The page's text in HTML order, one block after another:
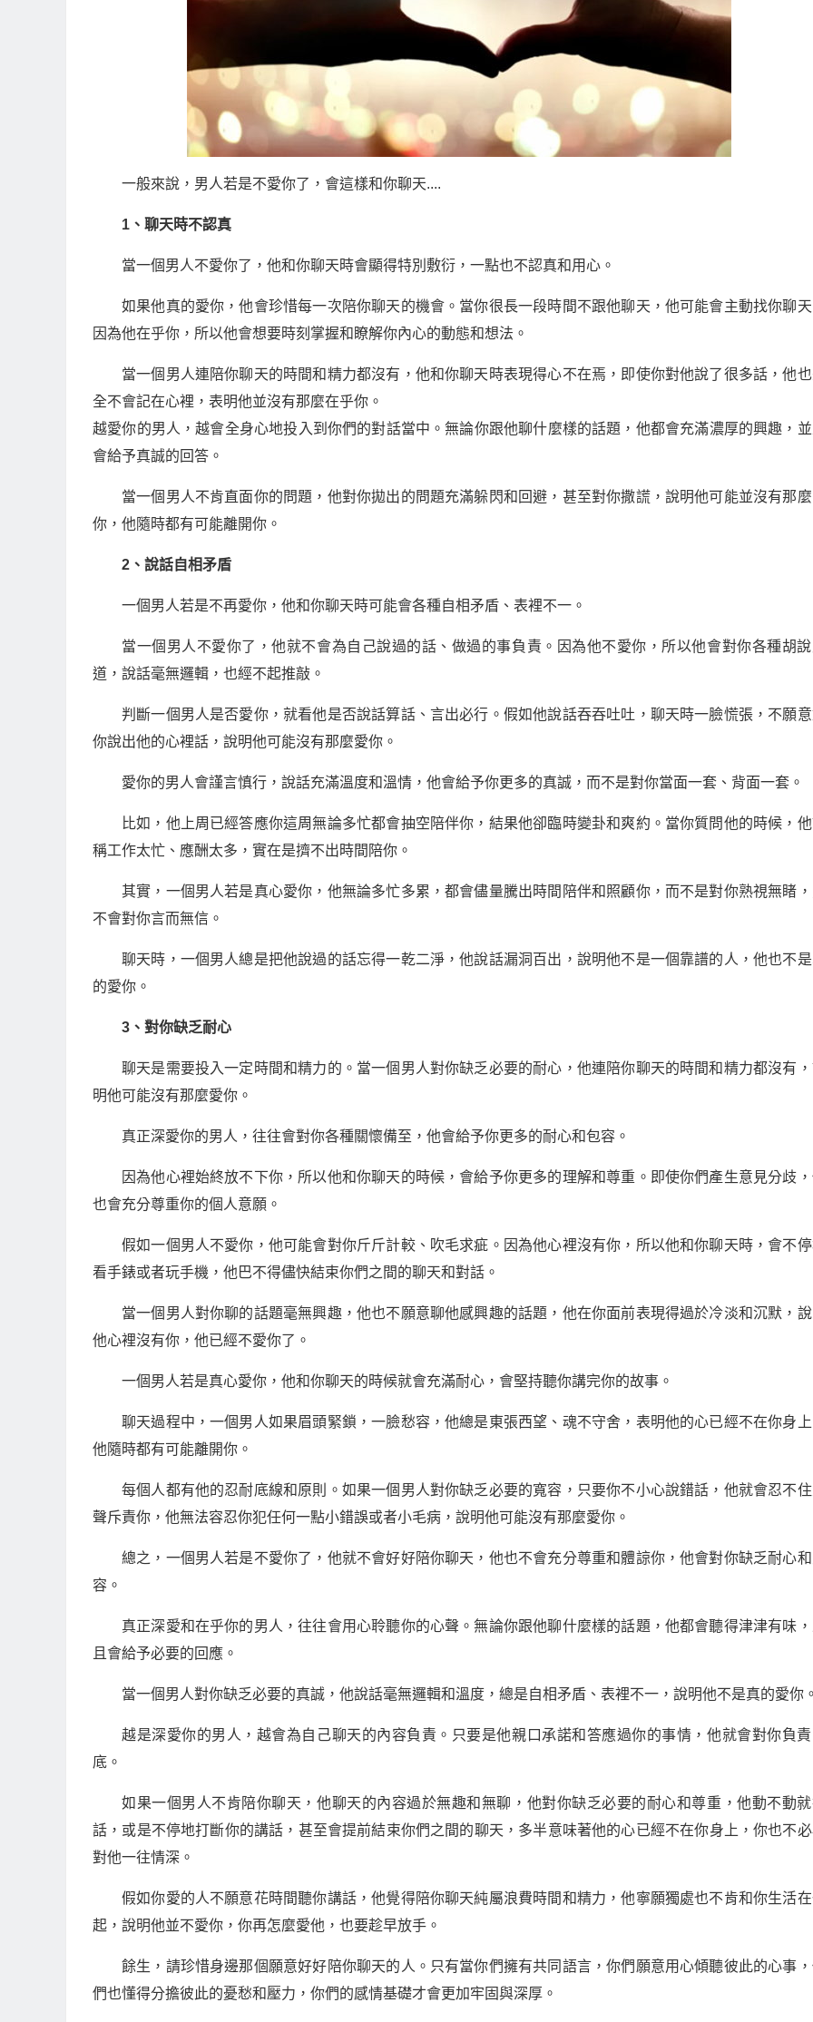
一般來說，男人若是不愛你了，會這樣和你聊天....
1、聊天時不認真
當一個男人不愛你了，他和你聊天時會顯得特別敷衍，一點也不認真和用心。
如果他真的愛你，他會珍惜每一次陪你聊天的機會。當你很長一段時間不跟他聊天，他可能會主動找你聊
因為他在乎你，所以他會想要時刻掌握和瞭解你內心的動態和想法。
當一個男人連陪你聊天的時間和精力都沒有，他和你聊天時表現得心不在焉，即使你對他說了很多話，他
全不會記在心裡，表明他並沒有那麼在乎你。
越愛你的男人，越會全身心地投入到你們的對話當中。無論你跟他聊什麼樣的話題，他都會充滿濃厚的興趣，
會給予真誠的回答。
當一個男人不肯直面你的問題，他對你拋出的問題充滿躲閃和回避，甚至對你撒謊，說明他可能並沒有那
你，他隨時都有可能離開你。
2、說話自相矛盾
一個男人若是不再愛你，他和你聊天時可能會各種自相矛盾、表裡不一。
當一個男人不愛你了，他就不會為自己說過的話、做過的事負責。因為他不愛你，所以他會對你各種胡
道，說話毫無邏輯，也經不起推敲。
判斷一個男人是否愛你，就看他是否說話算話、言出必行。假如他說話吞吞吐吐，聊天時一臉慌張，不願
你說出他的心裡話，說明他可能沒有那麼愛你。
愛你的男人會謹言慎行，說話充滿溫度和溫情，他會給予你更多的真誠，而不是對你當面一套、背面一套。
比如，他上周已經答應你這周無論多忙都會抽空陪伴你，結果他卻臨時變卦和爽約。當你質問他的時候，
稱工作太忙、應酬太多，實在是擠不出時間陪你。
其實，一個男人若是真心愛你，他無論多忙多累，都會儘量騰出時間陪伴和照顧你，而不是對你熟視無睹
不會對你言而無信。
聊天時，一個男人總是把他說過的話忘得一乾二淨，他說話漏洞百出，說明他不是一個靠譜的人，他也不
的愛你。
3、對你缺乏耐心
聊天是需要投入一定時間和精力的。當一個男人對你缺乏必要的耐心，他連陪你聊天的時間和精力都沒有
明他可能沒有那麼愛你。
真正深愛你的男人，往往會對你各種關懷備至，他會給予你更多的耐心和包容。
因為他心裡始終放不下你，所以他和你聊天的時候，會給予你更多的理解和尊重。即使你們產生意見分歧
也會充分尊重你的個人意願。
假如一個男人不愛你，他可能會對你斤斤計較、吹毛求疵。因為他心裡沒有你，所以他和你聊天時，會不
看手錶或者玩手機，他巴不得儘快結束你們之間的聊天和對話。
當一個男人對你聊的話題毫無興趣，他也不願意聊他感興趣的話題，他在你面前表現得過於冷淡和沉默，
他心裡沒有你，他已經不愛你了。
一個男人若是真心愛你，他和你聊天的時候就會充滿耐心，會堅持聽你講完你的故事。
聊天過程中，一個男人如果眉頭緊鎖，一臉愁容，他總是東張西望、魂不守舍，表明他的心已經不在你身
他隨時都有可能離開你。
每個人都有他的忍耐底線和原則。如果一個男人對你缺乏必要的寬容，只要你不小心說錯話，他就會忍不
聲斥責你，他無法容忍你犯任何一點小錯誤或者小毛病，說明他可能沒有那麼愛你。
總之，一個男人若是不愛你了，他就不會好好陪你聊天，他也不會充分尊重和體諒你，他會對你缺乏耐心
容。
真正深愛和在乎你的男人，往往會用心聆聽你的心聲。無論你跟他聊什麼樣的話題，他都會聽得津津有味
且會給予必要的回應。
當一個男人對你缺乏必要的真誠，他說話毫無邏輯和溫度，總是自相矛盾、表裡不一，說明他不是真的愛你
越是深愛你的男人，越會為自己聊天的內容負責。只要是他親口承諾和答應過你的事情，他就會對你負
底。
如果一個男人不肯陪你聊天，他聊天的內容過於無趣和無聊，他對你缺乏必要的耐心和尊重，他動不動
話，或是不停地打斷你的講話，甚至會提前結束你們之間的聊天，多半意味著他的心已經不在你身上，你也不
對他一往情深。
假如你愛的人不願意花時間聽你講話，他覺得陪你聊天純屬浪費時間和精力，他寧願獨處也不肯和你生活
起，說明他並不愛你，你再怎麼愛他，也要趁早放手。
餘生，請珍惜身邊那個願意好好陪你聊天的人。只有當你們擁有共同語言，你們願意用心傾聽彼此的心事
們也懂得分擔彼此的憂愁和壓力，你們的感情基礎才會更加牢固與深厚。